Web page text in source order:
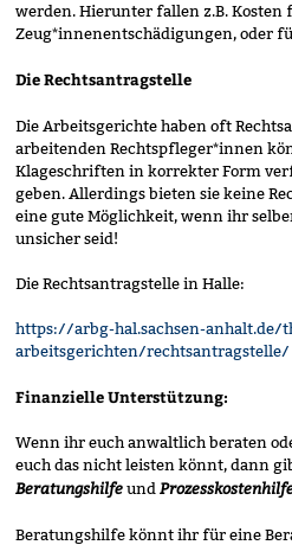
werden. Hierunter fallen z.B. Kosten
Zeug*innenentschädigungen, oder
Die Rechtsantragstelle
Die Arbeitsgerichte haben oft
arbeitenden Rechtspfleger*innen
Klageschriften in korrekter Form
geben. Allerdings bieten sie keine
eine gute Möglichkeit, wenn ihr
unsicher seid!
Die Rechtsantragstelle in Halle:
https://arbg-hal.sachsen-
arbeitsgerichten/rechtsantragstelle/
Finanzielle Unterstützung:
Wenn ihr euch anwaltlich beraten
euch das nicht leisten könnt, dann
Beratungshilfeund
Beratungshilfe könnt ihr für eine